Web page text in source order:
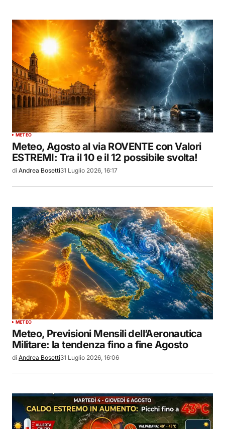
METEO
Meteo, Agosto al via ROVENTE con Valori
ESTREMI: Tra il 10 e il 12 possibile svolta!
di Andrea Bosetti31 Luglio 2026, 16:17
METEO
Meteo, Previsioni Mensili dell’Aeronautica
Militare: la tendenza fino a fine Agosto
di Andrea Bosetti31 Luglio 2026, 16:06